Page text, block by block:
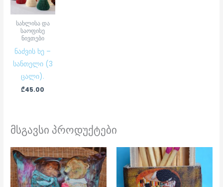
სახლისა და
საოფისე
ნივთები
ნაძვის ხე –
სანთელი (3
ცალი).
₾45.00
მსგავსი პროდუქტები